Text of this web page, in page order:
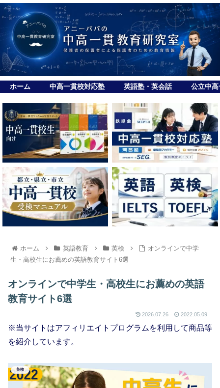
ホーム 中高一貫校対応塾 英語塾・英会話 公立中
ホーム 英語教育 英検
オンラインで中学
生・高校生にお薦めの英語教育サイト6選
オンラインで中学生・高校生にお薦めの英語
教育サイト6選
2026.07.26 2022.05.09
※当サイトはアフィリエイトプログラムを利用して商品等
を紹介しています。
英検